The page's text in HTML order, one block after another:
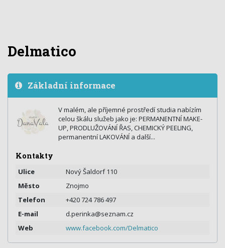
Delmatico
Základní informace
V malém, ale příjemné prostředí studia nabízím
celou škálu služeb jako je: PERMANENTNÍ MAKE-
UP, PRODLUŽOVÁNÍ ŘAS, CHEMICKÝ PEELING,
permanentní LAKOVÁNÍ a další...
Kontakty
Ulice
Nový Šaldorf 110
Město
Znojmo
Telefon
+420 724 786 497
E-mail
d.perinka@seznam.cz
Web
www.facebook.com/Delmatico